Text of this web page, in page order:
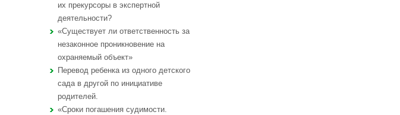
их прекурсоры в экспертной
деятельности?
«Существует ли ответственность за
незаконное проникновение на
охраняемый объект»
Перевод ребенка из одного детского
сада в другой по инициативе
родителей.
«Сроки погашения судимости.